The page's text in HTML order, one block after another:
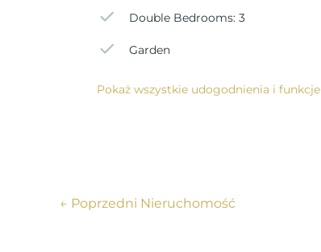
Double Bedrooms: 3
Garden
Pokaż wszystkie udogodnienia i funkcje
← Poprzedni Nieruchomość